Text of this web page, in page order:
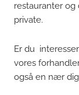
restauranter
private.
Er du
vores
også en nær